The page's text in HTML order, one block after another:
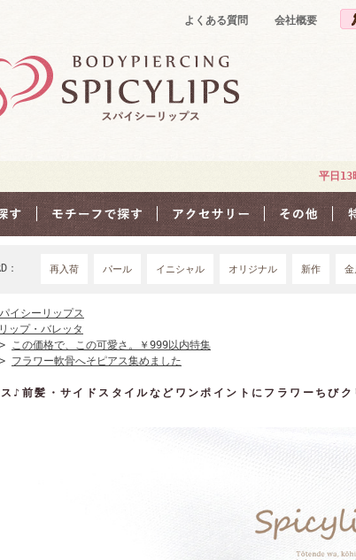
よくある質問 会社概要
平日13
： 再入荷 パール イニシャル オリジナル 新作 金
イシーリップス
ップ・バレッタ
> この価格で、この可愛さ。￥999以内特集
> フラワー軟骨へそピアス集めました
♪前髪・サイドスタイルなどワンポイントにフラワーちび